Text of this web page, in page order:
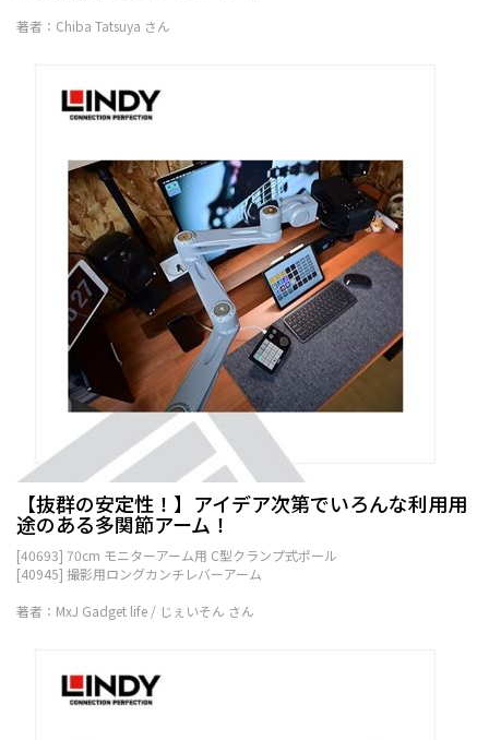
著者：Chiba Tatsuya さん
【抜群の安定性！】アイデア次第でいろんな利用用
途のある多関節アーム！
[40693] 70cm モニターアーム用 C型クランプ式ポール
[40945] 撮影用ロングカンチレバーアーム
著者：MxJ Gadget life / じぇいそん さん